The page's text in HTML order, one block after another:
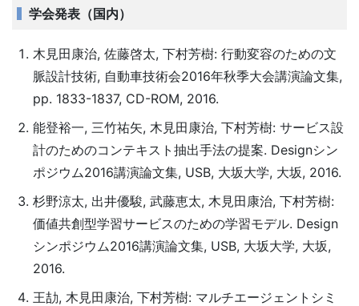
学会発表（国内）
木見田康治, 佐藤啓太, 下村芳樹: 行動変容のための文
脈設計技術, 自動車技術会2016年秋季大会講演論文集,
pp. 1833-1837, CD-ROM, 2016.
能登裕一, 三竹祐矢, 木見田康治, 下村芳樹: サービス設
計のためのコンテキスト抽出手法の提案. Designシン
ポジウム2016講演論文集, USB, 大坂大学, 大坂, 2016.
杉野涼太, 出井優駿, 武藤恵太, 木見田康治, 下村芳樹:
価値共創型学習サービスのための学習モデル. Design
シンポジウム2016講演論文集, USB, 大坂大学, 大坂,
2016.
王劼, 木見田康治, 下村芳樹: マルチエージェントシミ